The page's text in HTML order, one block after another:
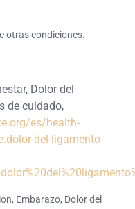
otras condiciones.
Dolor del
de cuidado,
es/health-
del-ligamento-
Embarazo, Dolor del